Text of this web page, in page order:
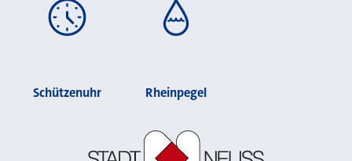
Schützenuhr Rheinpegel